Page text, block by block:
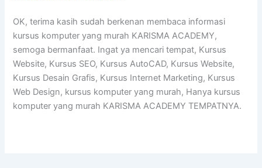
OK, terima kasih sudah berkenan membaca informasi
kursus komputer yang murah KARISMA ACADEMY,
semoga bermanfaat. Ingat ya mencari tempat, Kursus
Website, Kursus SEO, Kursus AutoCAD, Kursus Website,
Kursus Desain Grafis, Kursus Internet Marketing, Kursus
Web Design, kursus komputer yang murah, Hanya kursus
komputer yang murah KARISMA ACADEMY TEMPATNYA.